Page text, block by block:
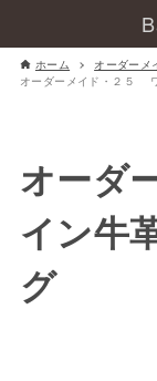
ホーム
オーダーメ
オーダーメイド・２５
オーダ
イン牛
グ